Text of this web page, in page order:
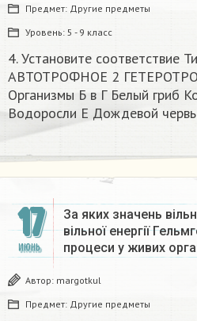
Предмет: Другие предметы
Уровень: 5 - 9 класс
4. Установите соответствие
АВТОТРОФНОЕ 2
Организмы Б в Г Белый гриб
Водоросли Е Дождевой
17
ИЮНЬ
За яких значень
вільної енергії
процеси у живих
Автор: margotkul
Предмет: Другие предметы